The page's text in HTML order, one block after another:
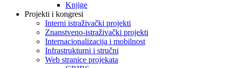
Knjige
Projekti i kongresi
Interni istraživački projekti
Znanstveno-istraživački projekti
Internacionalizacija i mobilnost
Infrastrukturni i stručni
Web stranice projekata